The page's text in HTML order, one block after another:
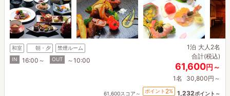
和室 朝・夕
禁煙ルーム
IN
16:00～ OUT ～10:00
1泊 大人2名
合計(税込)
61,600円～
1名 30,800円～
61,600スコア～ ポイント 2% 1,232ポイント～